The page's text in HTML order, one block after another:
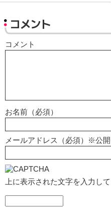
コメント
コメント
お名前（必須）
メールアドレス（必須）※公
上に表示された文字を入力して